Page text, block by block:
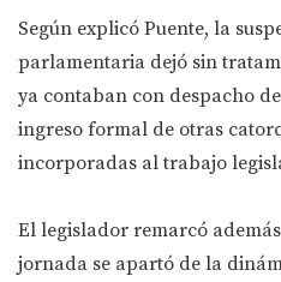
Según explicó Puente, la
parlamentaria dejó sin
ya contaban con despacho
ingreso formal de otras
incorporadas al trabajo
El legislador remarcó
jornada se apartó de la